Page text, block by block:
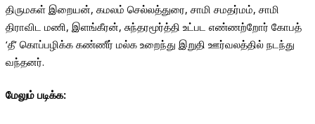
திருமகள் இறையன், கமலம் செல்லத்துரை, சாமி சமதர்மம், சாமி
திராவிட மணி, இளங்கீரன், சுந்தரமூர்த்தி உட்பட எண்ணற்றோர் கோபத்
‘தீ’ கொப்பழிக்க கண்ணீர் மல்க உறைந்து இறுதி ஊர்வலத்தில் நடந்து
வந்தனர்.
மேலும் படிக்க: